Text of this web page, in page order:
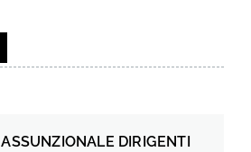
DIRIGENTI